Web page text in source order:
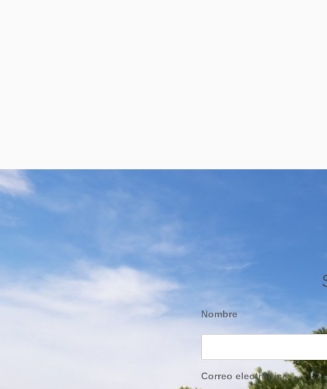
Nombre
Correo electrónico